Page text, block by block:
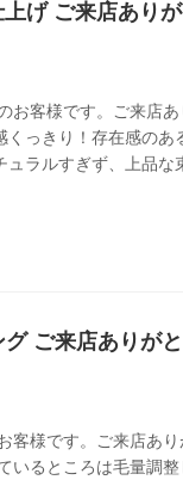
げ ご来店あり
お客様です。ご来店あ
っきり！存在感のあ
ラルすぎず、上品な
ご来店ありが
客様です。ご来店あり
いるところは毛量調